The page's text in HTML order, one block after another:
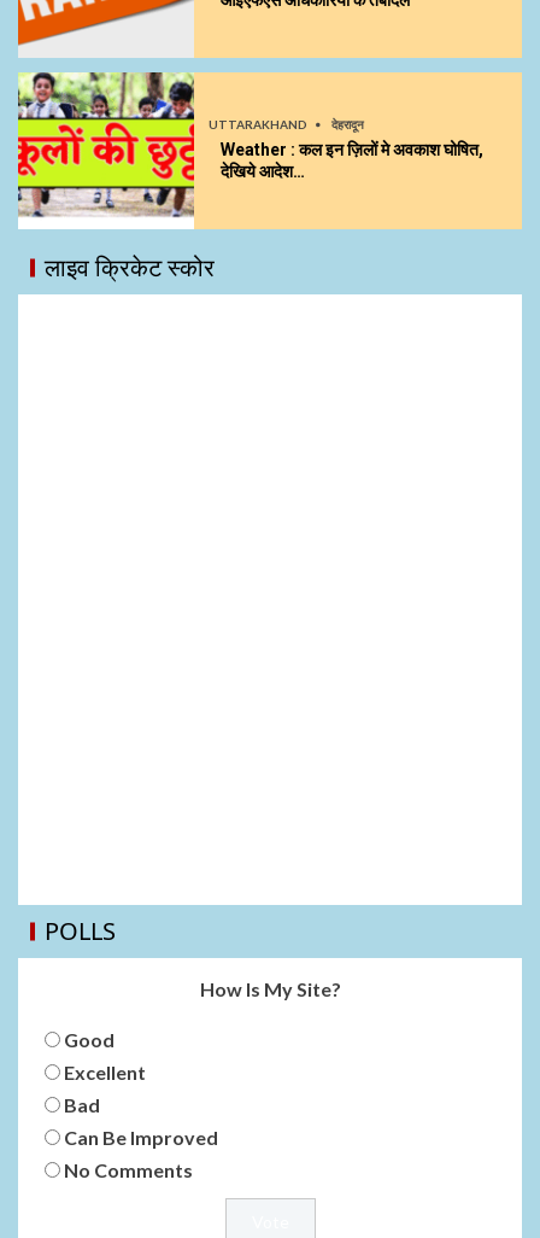
UTTARAKHAND देहरादून
Weather : कल इन ज़िलों मे अवकाश घोषित,
देखिये आदेश…
लाइव क्रिकेट स्कोर
POLLS
How Is My Site?
Good
Excellent
Bad
Can Be Improved
No Comments